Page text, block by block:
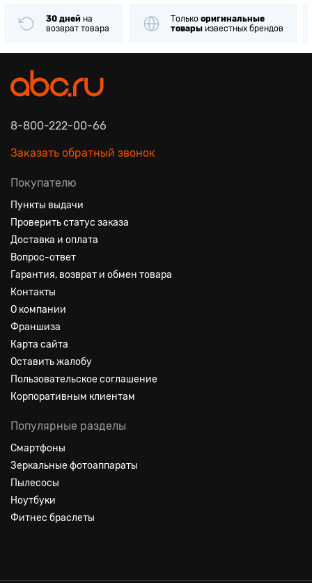
30 дней на
возврат товара
Только оригинальные
товары известных брендов
8-800-222-00-66
Заказать обратный звонок
Покупателю
Пункты выдачи
Проверить статус заказа
Доставка и оплата
Вопрос-ответ
Гарантия, возврат и обмен товара
Контакты
О компании
Франшиза
Карта сайта
Оставить жалобу
Пользовательское соглашение
Корпоративным клиентам
Популярные разделы
Смартфоны
Зеркальные фотоаппараты
Пылесосы
Ноутбуки
Фитнес браслеты